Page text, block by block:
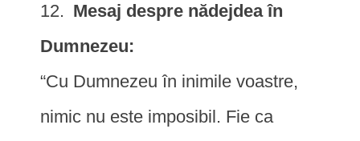
Mesaj despre nădejdea în
Dumnezeu:
“Cu Dumnezeu în inimile voastre,
nimic nu este imposibil. Fie ca